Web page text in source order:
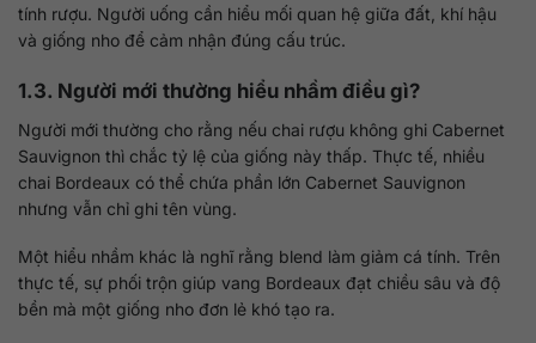
tính rượu. Người uống cần hiểu mối quan hệ giữa đất, khí hậu
và giống nho để cảm nhận đúng cấu trúc.
1.3. Người mới thường hiểu nhầm điều gì?
Người mới thường cho rằng nếu chai rượu không ghi Cabernet
Sauvignon thì chắc tỷ lệ của giống này thấp. Thực tế, nhiều
chai Bordeaux có thể chứa phần lớn Cabernet Sauvignon
nhưng vẫn chỉ ghi tên vùng.
Một hiểu nhầm khác là nghĩ rằng blend làm giảm cá tính. Trên
thực tế, sự phối trộn giúp vang Bordeaux đạt chiều sâu và độ
bền mà một giống nho đơn lẻ khó tạo ra.